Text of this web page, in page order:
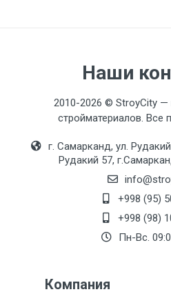
Moslashuvchan shlang
М10*1-Г1/2 (50см)
O'rnatish turi
Seramika patronlari
Наши
2010-2026 © StroyCity —
стройматериалов.
г. Самарканд, ул.
Рудакий 57,
+998 (95)
+998 (98)
Пн-Вс.
Компания